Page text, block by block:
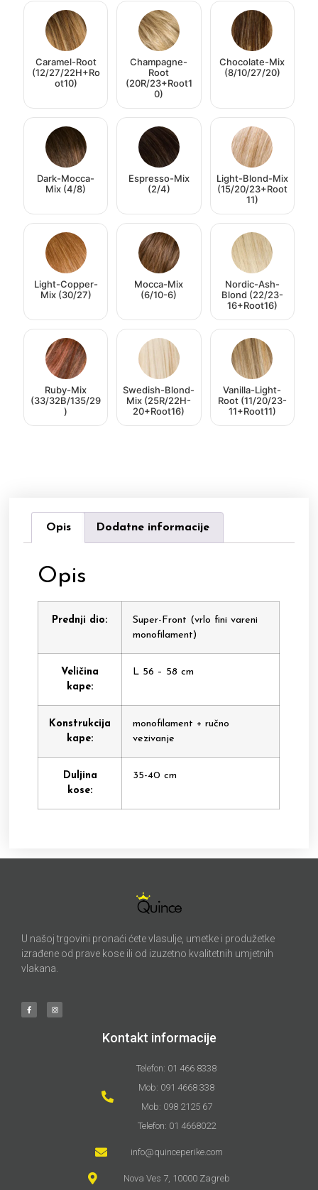
Caramel-Root
(12/27/22H+Ro
ot10)
Champagne-
Root
(20R/23+Root1
0)
Chocolate-Mix
(8/10/27/20)
Dark-Mocca-
Mix (4/8)
Espresso-Mix
(2/4)
Light-Blond-Mix
(15/20/23+Root
11)
Light-Copper-
Mix (30/27)
Mocca-Mix
(6/10-6)
Nordic-Ash-
Blond (22/23-
16+Root16)
Ruby-Mix
(33/32B/135/29
)
Swedish-Blond-
Mix (25R/22H-
20+Root16)
Vanilla-Light-
Root (11/20/23-
11+Root11)
Opis Dodatne informacije
Opis
Prednji dio:
Super-Front (vrlo fini vareni
monofilament)
Veličina
kape:
L 56 – 58 cm
Konstrukcija
kape:
monofilament + ručno
vezivanje
Duljina
kose:
35-40 cm
U našoj trgovini pronaći ćete vlasulje, umetke i produžetke
izrađene od prave kose ili od izuzetno kvalitetnih umjetnih
vlakana.
Kontakt informacije
Telefon: 01 466 8338
Mob: 091 4668 338
Mob: 098 2125 67
Telefon: 01 4668022
info@quinceperike.com
Nova Ves 7, 10000 Zagreb